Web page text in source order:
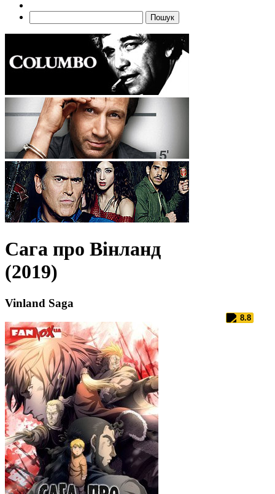
Пошук
Сага про Вінланд
(2019)
Vinland Saga
8.8